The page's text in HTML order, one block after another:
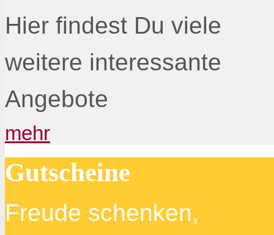
Hier findest Du viele
weitere interessante
Angebote
mehr
Gutscheine
Freude schenken,